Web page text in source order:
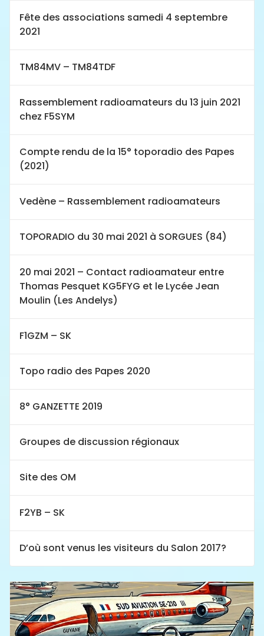
Fête des associations samedi 4 septembre
2021
TM84MV – TM84TDF
Rassemblement radioamateurs du 13 juin 2021
chez F5SYM
Compte rendu de la 15° toporadio des Papes
(2021)
Vedène – Rassemblement radioamateurs
TOPORADIO du 30 mai 2021 à SORGUES (84)
20 mai 2021 – Contact radioamateur entre
Thomas Pesquet KG5FYG et le Lycée Jean
Moulin (Les Andelys)
F1GZM – SK
Topo radio des Papes 2020
8° GANZETTE 2019
Groupes de discussion régionaux
Site des OM
F2YB – SK
D’où sont venus les visiteurs du Salon 2017?